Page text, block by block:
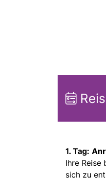
1. Tag:
Ihre Reise
sich zu